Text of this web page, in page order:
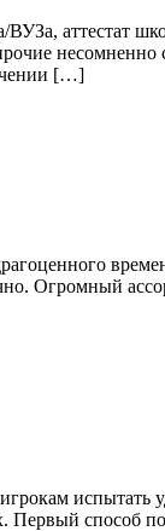
ВУЗа, аттестат
несомненно
[…]
Огромный
испытать
Первый способ